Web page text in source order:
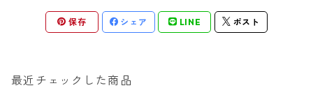
保存 シェア LINE ポスト
最近チェックした商品